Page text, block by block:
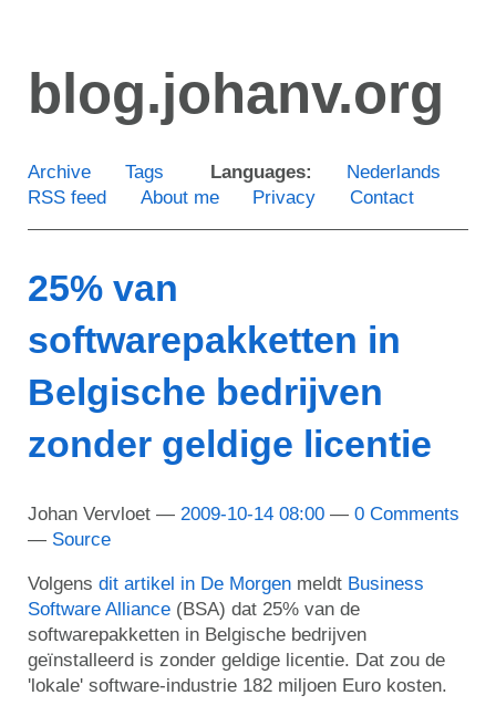
main
content
blog.johanv.org
Languages: Nederlands
Archive
Tags
RSS feed
About me Privacy Contact
25% van
softwarepakketten in
Belgische bedrijven
zonder geldige licentie
Johan Vervloet 2009-10-14 08:00
0 Comments
Source
Volgens dit artikel in De Morgen meldt Business
Software Alliance (BSA) dat 25% van de
softwarepakketten in Belgische bedrijven
geïnstalleerd is zonder geldige licentie. Dat zou de
'lokale' software-industrie 182 miljoen Euro kosten.